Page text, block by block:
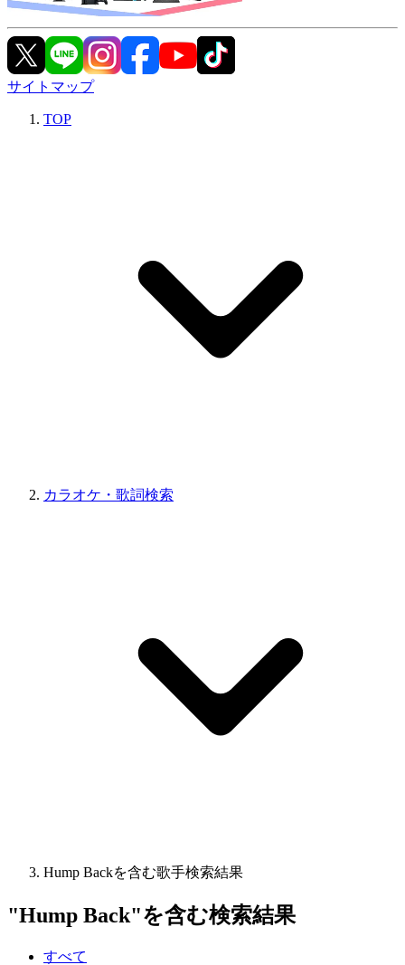
サイトマップ
TOP
カラオケ・歌詞検索
Hump Backを含む歌手検索結果
"Hump Back"を含む検索結果
すべて